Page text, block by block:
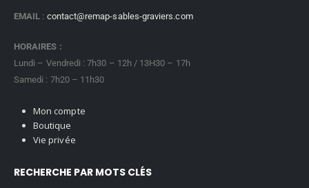
EMAIL : contact@remap-sables-graviers.com
HORAIRES :
Lundi – Vendredi : 7h30 – 12h / 13H30 – 17h
Samedi : 7h20 – 11h30
Mon compte
Boutique
Vie privée
RECHERCHE PAR MOTS CLÉS